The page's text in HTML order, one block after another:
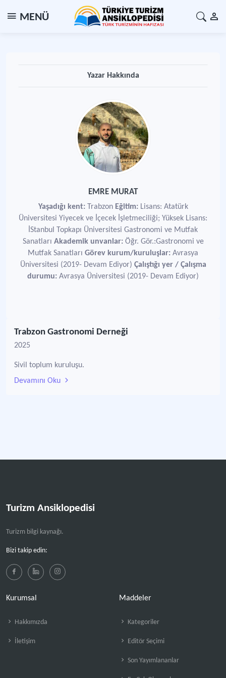
MENÜ
Yazar Hakkında
EMRE MURAT
Yaşadığı kent:Trabzon Eğitim:Lisans: Atatürk
Üniversitesi Yiyecek ve İçecek İşletmeciliği; Yüksek Lisans:
İStanbul Topkapı Üniversitesi Gastronomi ve Mutfak
Sanatları Akademik unvanlar:Öğr. Gör.:Gastronomi ve
Mutfak Sanatları Görev kurum/kuruluşlar: Avrasya
Üniversitesi (2019- Devam Ediyor) Çalıştığı yer / Çalışma
durumu: Avrasya Üniversitesi (2019- Devam Ediyor)
Trabzon Gastronomi Derneği
2025
Sivil toplum kuruluşu.
Devamını Oku
Turizm Ansiklopedisi
Turizm bilgi kaynağı.
Bizi takip edin:
Kurumsal
Hakkımızda
İletişim
Maddeler
Kategoriler
Editör Seçimi
Son Yayımlananlar